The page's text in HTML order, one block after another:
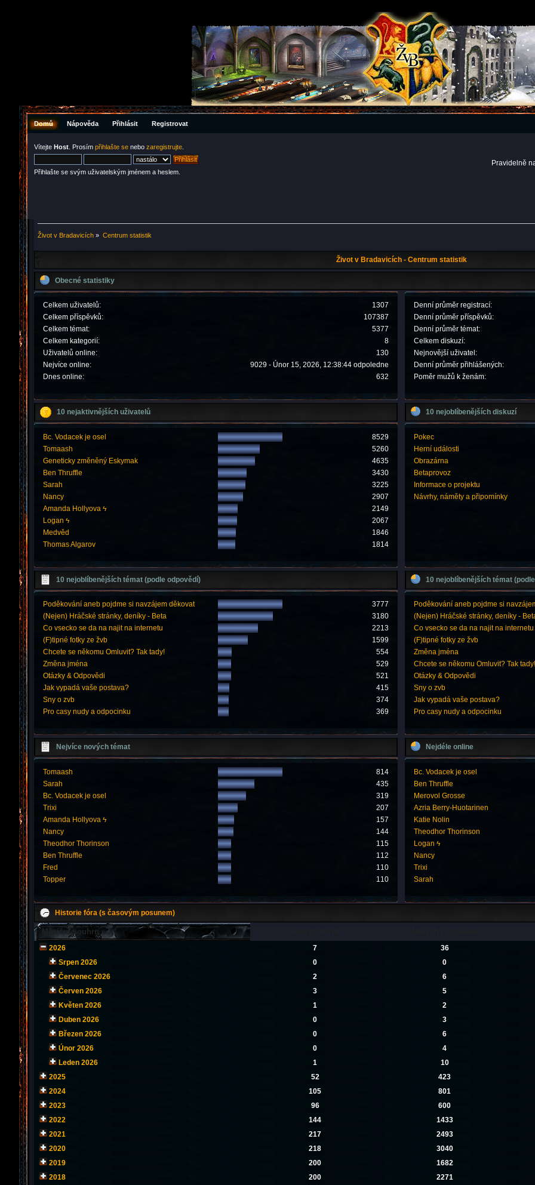
Domů Nápověda Přihlásit Registrovat
Vítejte Host . Prosím přihlašte se nebo zaregistrujte
Přihlašte se svým uživatelským jménem a heslem.
Pravidelně
Život v Bradavicích » Centrum statistik
Život v Bradavicích - Centrum statistik
Obecné statistiky
Celkem uživatelů:
1307
Celkem příspěvků:
107387
Celkem témat:
5377
Celkem kategorií:
8
Uživatelů online:
130
Nejvíce online:
9029 - Únor 15, 2026, 12:38:44 odpoledne
Dnes online:
632
Denní průměr registrací:
Denní průměr příspěvků:
Denní průměr témat:
Celkem diskuzí:
Nejnovější uživatel:
Denní průměr přihlášených:
Poměr mužů k ženám:
10 nejaktivnějších uživatelů
Bc. Vodacek je osel
8529
Tomaash
5260
Geneticky změněný Eskymak
4635
Ben Thruffle
3430
Sarah
3225
Nancy
2907
Amanda Hollyova ϟ
2149
Logan ϟ
2067
Medvěd
1846
Thomas Algarov
1814
10 nejoblíbenějších diskuzí
Pokec
Herní události
Obrazárna
Betaprovoz
Informace o projektu
Návrhy, náměty a připomínky
10 nejoblíbenějších témat (podle odpovědí)
Poděkování aneb pojdme si navzájem děkovat
3777
(Nejen) Hráčské stránky, deníky - Beta
3180
Co vsecko se da na najit na internetu
2213
(F)tipné fotky ze žvb
1599
Chcete se někomu Omluvit? Tak tady!
554
Změna jména
529
Otázky & Odpovědi
521
Jak vypadá vaše postava?
415
Sny o zvb
374
Pro casy nudy a odpocinku
369
10 nejoblíbenějších témat
Poděkování aneb pojdme si
(Nejen) Hráčské stránky, deníky -
Co vsecko se da na najit na internetu
(F)tipné fotky ze žvb
Změna jména
Chcete se někomu Omluvit? Tak
Otázky & Odpovědi
Sny o zvb
Jak vypadá vaše postava?
Pro casy nudy a odpocinku
Nejvíce nových témat
Tomaash
814
Sarah
435
Bc. Vodacek je osel
319
Trixi
207
Amanda Hollyova ϟ
157
Nancy
144
Theodhor Thorinson
115
Ben Thruffle
112
Fred
110
Topper
110
Nejdéle online
Bc. Vodacek je osel
Ben Thruffle
Merovol Grosse
Azria Berry-Huotarinen
Katie Nolin
Theodhor Thorinson
Logan ϟ
Nancy
Trixi
Sarah
Historie fóra (s časovým posunem)
Měsíční souhrn
2026 7
36
Srpen 2026
0
0
Červenec 2026
2
6
Červen 2026
3
5
Květen 2026
1
2
Duben 2026
0
3
Březen 2026
0
6
Únor 2026
0
4
Leden 2026
1
10
2025
52
423
2024
105
801
2023
96
600
2022
144
1433
2021
217
2493
2020
218
3040
2019
200
1682
2018
200
2271